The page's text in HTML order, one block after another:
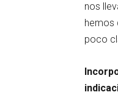
nos
hemos
poco